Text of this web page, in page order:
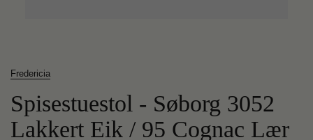
Fredericia
Spisestuestol - Søborg 3052
Lakkert Eik / 95 Cognac Lær